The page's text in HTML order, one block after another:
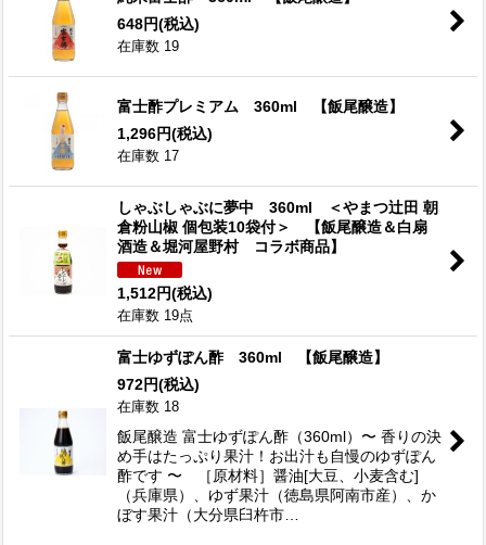
648円(税込)
在庫数 19
富士酢プレミアム 360ml 【飯尾醸造】
1,296円(税込)
在庫数 17
しゃぶしゃぶに夢中 360ml ＜やまつ辻田 朝
倉粉山椒 個包装10袋付＞ 【飯尾醸造＆白扇
酒造＆堀河屋野村 コラボ商品】
1,512円(税込)
在庫数 19点
富士ゆずぽん酢 360ml 【飯尾醸造】
972円(税込)
在庫数 18
飯尾醸造 富士ゆずぽん酢（360ml）〜 香りの決
め手はたっぷり果汁！お出汁も自慢のゆずぽん
酢です 〜 ［原材料］醤油[大豆、小麦含む]
（兵庫県）、ゆず果汁（徳島県阿南市産）、か
ぼす果汁（大分県臼杵市…